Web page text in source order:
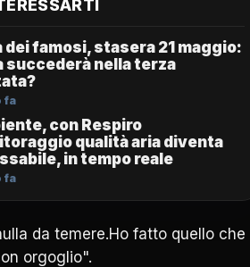
dei famosi, stasera 21 maggio:
succederà nella terza
fa
con Respiro
qualità aria diventa
in tempo reale
fa
da temere.Ho fatto quello che
orgoglio".